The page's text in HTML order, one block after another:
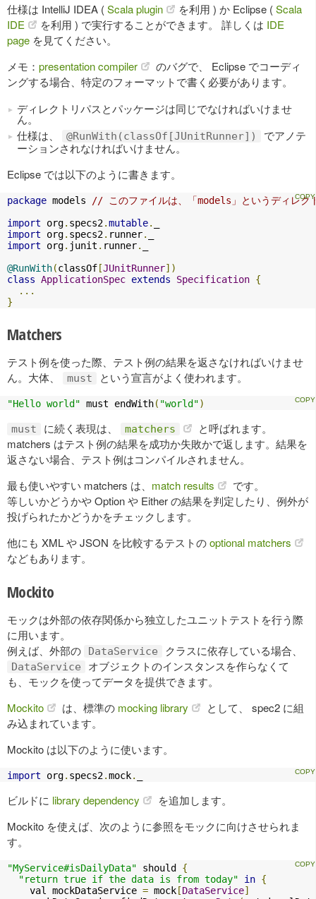
仕様は IntelliJ IDEA (Scala plugin を利用 ) か Eclipse (Scala
IDE
を利用 ) で実行することができます。 詳しくは IDE
page を見てください。
メモ： presentation compiler
のバグで、 Eclipse でコーディ
ングする場合、特定のフォーマットで書く必要があります。
ディレクトリパスとパッケージは同じでなければいけませ
ん。
仕様は、
@RunWith(classOf[JUnitRunner])
でアノテ
ーションされなければいけません。
Eclipse では以下のように書きます。
package models
// このファイルは、「models」というディレク
import org. specs2.mutable.
import org. specs2. runner.
import org. junit . runner.
@RunWith(classOf[JUnitRunner])
class ApplicationSpec extends Specification {
...
}
Matchers
テスト例を使った際、テスト例の結果を返さなければいけませ
ん。大体、
must という宣言がよく使われます。
"Hello world" must endWith( "world")
must に続く表現は、 matchers
と呼ばれます。
matchers はテスト例の結果を成功か失敗かで返します。結果を
返さない場合、テスト例はコンパイルされません。
最も使いやすい matchers は、 match results
です。
等しいかどうかや Option や Either の結果を判定したり、例外が
投げられたかどうかをチェックします。
他にも XML や JSON を比較するテストのoptional matchers
などもあります。
Mockito
モックは外部の依存関係から独立したユニットテストを行う際
に用います。
例えば、外部の
DataService クラスに依存している場合、
DataService
オブジェクトのインスタンスを作らなくて
も、モックを使ってデータを提供できます。
Mockito
は、標準の mocking library
として、 spec2 に組
み込まれています。
Mockito は以下のように使います。
import org. specs2.mock.
ビルドに library dependency
を追加します。
Mockito を使えば、次のように参照をモックに向けさせられま
す。
"MyService#isDailyData" should {
"return true if the data is from today"
in {
    val mockDataService
= mock[DataService]